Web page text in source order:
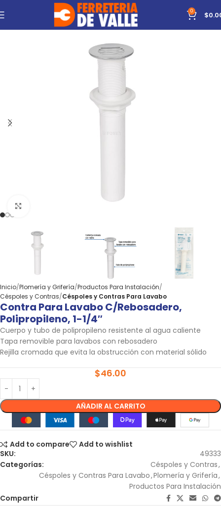
0 $
Inicio Plomería y Grifería Productos Para Instalación
Céspoles y Contras Céspoles y Contras Para Lavabo
Contra Para Lavabo C/rebosadero,
Polipropileno, 1-1/4″
Cuerpo y tubo de polipropileno resistente al agua caliente
Tapa removible para lavabos con rebosadero
Rejilla cromada que evita la obstrucción con material sólido
$46.00
AÑADIR AL CARRITO
Add to compare
Add to wishlist
SKU:
49333
Categorías:
Céspoles y Contras,
Céspoles y Contras Para Lavabo,Plomería y Grifería,
Productos Para Instalación
Compartir